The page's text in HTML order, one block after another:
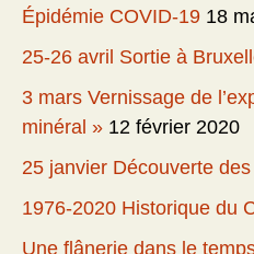
Épidémie COVID-19 18
25-26 avril Sortie à
3 mars Vernissage de
minéral » 12 février 2020
25 janvier Découverte
1976-2020 Historique du
Une flânerie dans le